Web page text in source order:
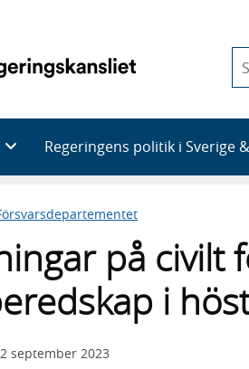
du
en
Regeringens politik i Sverige
på civilt
i
september 2023